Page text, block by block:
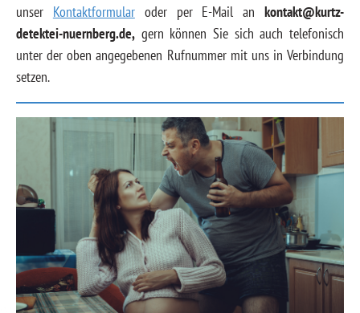
unser Kontaktformularoder per E-Mail ankontakt@kurtz-
detektei-nuernberg.de, gern können Sie sich auch telefonisch
unter der oben angegebenen Rufnummer mit uns in Verbindung
setzen.